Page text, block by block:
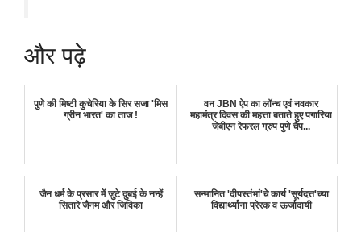
और पढ़े
पुणे की मिष्टी कुचेरिया के सिर सजा 'मिस
ग्रीन भारत' का ताज !
वन JBN ऐप का लॉन्च एवं नवकार
महामंत्र दिवस की महत्ता बताते हुए पगारिया
जेबीएन रेफरल ग्रुप पुणे चैप...
जैन धर्म के प्रसार में जुटे दुबई के नन्हें
सितारे जैनम और जिविका
सन्मानित 'दीपस्तंभां'चे कार्य 'सूर्यदत्त'च्या
विद्यार्थ्यांना प्रेरक व ऊर्जादायी